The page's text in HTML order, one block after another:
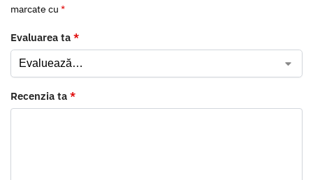
marcate cu *
Evaluarea ta *
Recenzia ta *